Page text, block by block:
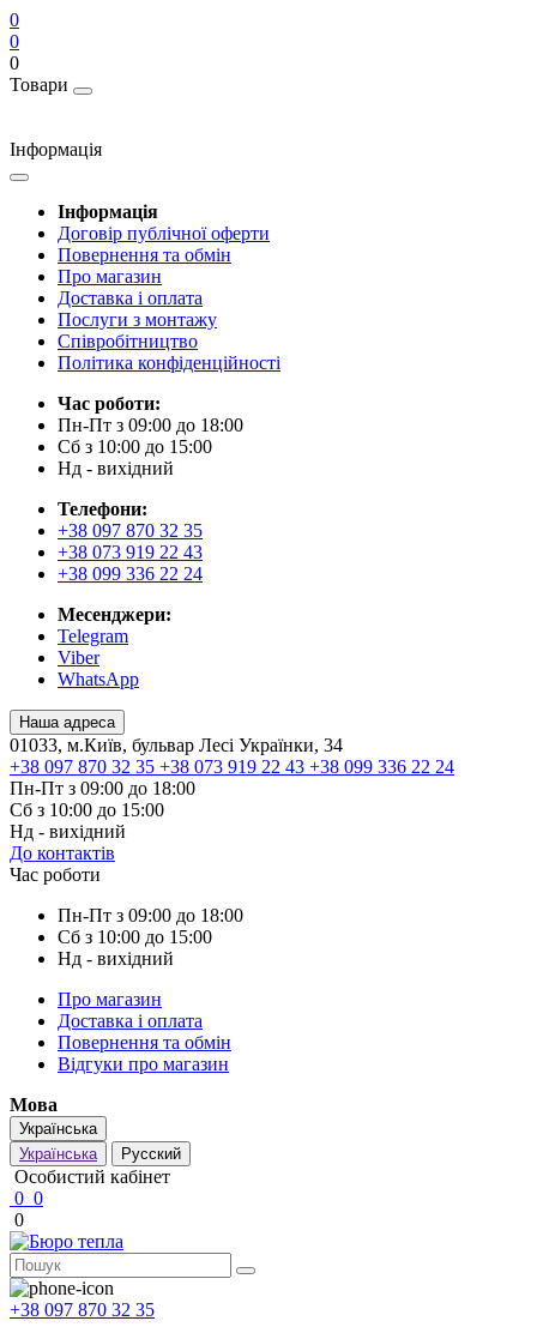
0
0
0
Товари
Інформація
Інформація
Договір публічної оферти
Повернення та обмін
Про магазин
Доставка і оплата
Послуги з монтажу
Співробітництво
Політика конфіденційності
Час роботи:
Пн-Пт з 09:00 до 18:00
Сб з 10:00 до 15:00
Нд - вихідний
Телефони:
+38 097 870 32 35
+38 073 919 22 43
+38 099 336 22 24
Месенджери:
Telegram
Viber
WhatsApp
Наша адреса
01033, м.Київ, бульвар Лесі Українки, 34
+38 097 870 32 35 +38 073 919 22 43 +38 099 336 22 24
Пн-Пт з 09:00 до 18:00
Сб з 10:00 до 15:00
Нд - вихідний
До контактів
Час роботи
Пн-Пт з 09:00 до 18:00
Сб з 10:00 до 15:00
Нд - вихідний
Про магазин
Доставка і оплата
Повернення та обмін
Відгуки про магазин
Мова
Українська
Українська
Русский
Особистий кабінет
0 0
0
+38 097 870 32 35